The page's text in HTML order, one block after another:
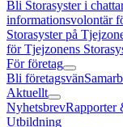
Bli Storasyster i
informationsvolontär
Storasyster på
för Tjejzonens
För företag
Bli företagsvän
Aktuellt
NyhetsbrevRapporter
Utbildning